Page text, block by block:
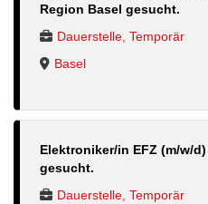
Region Basel gesucht.
Dauerstelle, Temporär
Basel
Elektroniker/in EFZ (m/w/
gesucht.
Dauerstelle, Temporär